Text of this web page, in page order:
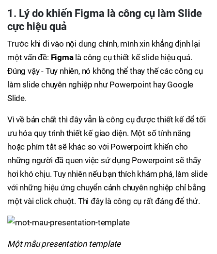
1. Lý do khiến Figma là công cụ làm Slide
cực hiệu quả
Trước khi đi vào nội dung chính, mình xin khẳng định lại
một vấn đề: Figmalà công cụ thiết kế slide hiệu quả.
Đúng vậy - Tuy nhiên, nó không thể thay thế các công cụ
làm slide chuyên nghiệp như Powerpoint hay Google
Slide.
Vì về bản chất thì đây vẫn là công cụ được thiết kế để tối
ưu hóa quy trình thiết kế giao diện. Một số tính năng
hoặc phím tắt sẽ khác so với Powerpoint khiến cho
những người đã quen việc sử dụng Powerpoint sẽ thấy
hơi khó chịu. Tuy nhiên nếu bạn thích khám phá, làm slide
với những hiệu ứng chuyển cảnh chuyên nghiệp chỉ bằng
một vài click chuột. Thì đây là công cụ rất đáng để thử.
Một mẫu presentation template